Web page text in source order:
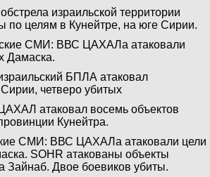
израильской территории
по целям в Кунейтре, на юге Сирии.
СМИ: ВВС ЦАХАЛа атаковали
Дамаска.
БПЛА атаковал
четверо убитых
атаковал восемь объектов
Кунейтра.
СМИ: ВВС ЦАХАЛа атаковали цели
SOHR атакованы объекты
Зайнаб. Двое боевиков убиты.